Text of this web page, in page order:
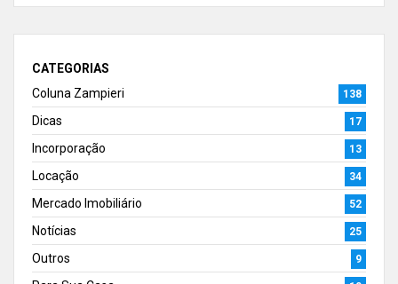
CATEGORIAS
Coluna Zampieri
138
Dicas 17
Incorporação 13
Locação 34
Mercado Imobiliário 52
Notícias 25
Outros 9